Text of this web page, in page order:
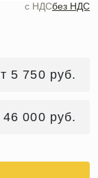
c НДСбез НДС
5 750 руб.
46 000 руб.